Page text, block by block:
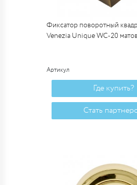
Фиксатор поворотный
Venezia Unique WC-20
Артикул
Где купить?
Стать